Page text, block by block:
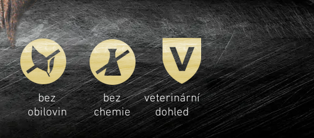
bez
obilovin
bez
chemie
veterinární
dohled